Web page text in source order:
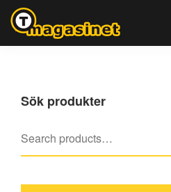
Sök produkter